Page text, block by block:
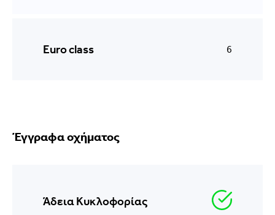
Euro class 6
Έγγραφα οχήματος
Άδεια Κυκλοφορίας